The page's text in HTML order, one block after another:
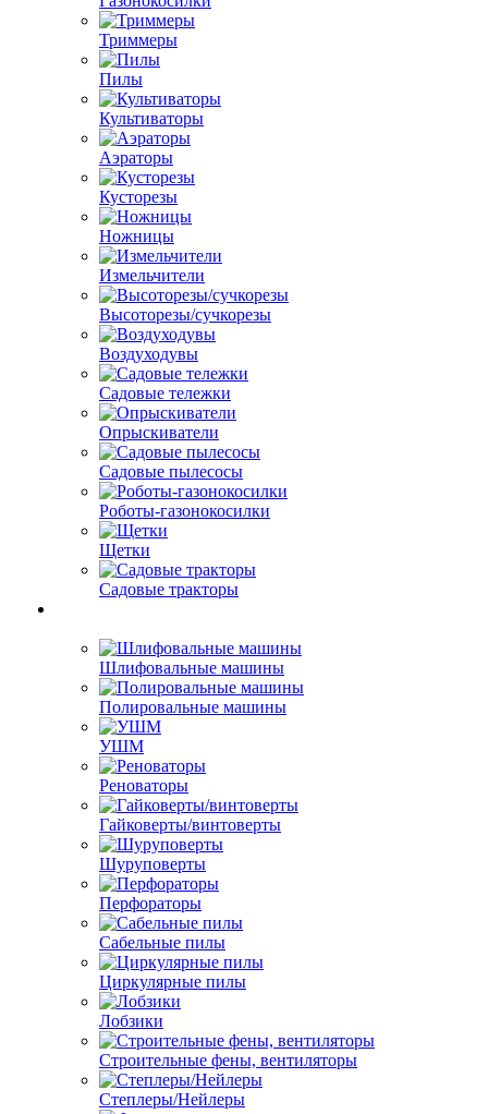
Триммеры
Пилы
Культиваторы
Аэраторы
Кусторезы
Ножницы
Измельчители
Высоторезы/сучкорезы
Воздуходувы
Садовые тележки
Опрыскиватели
Садовые пылесосы
Роботы-газонокосилки
Щетки
Садовые тракторы
Шлифовальные машины
Полировальные машины
УШМ
Реноваторы
Гайковерты/винтоверты
Шуруповерты
Перфораторы
Сабельные пилы
Циркулярные пилы
Лобзики
Строительные фены, вентиляторы
Степлеры/Нейлеры